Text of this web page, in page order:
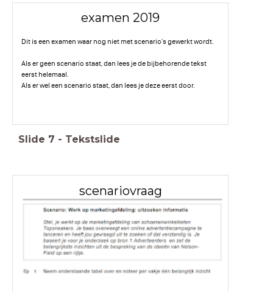
examen 2019
Dit is een examen waar nog niet met scenario's gewerkt wordt.
Als er geen scenario staat, dan lees je de bijbehorende tekst
eerst helemaal.
Als er wel een scenario staat, dan lees je deze eerst door.
Slide 7 - Tekstslide
scenariovraag